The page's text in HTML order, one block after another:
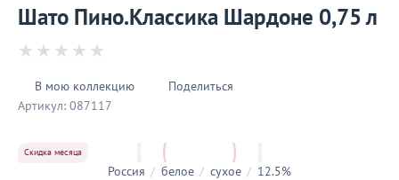
Шато Пино.Классика Шардоне 0,75 л
В мою коллекцию
Поделиться
Артикул: 087117
Скидка месяца
Россия / белое / сухое / 12.5%